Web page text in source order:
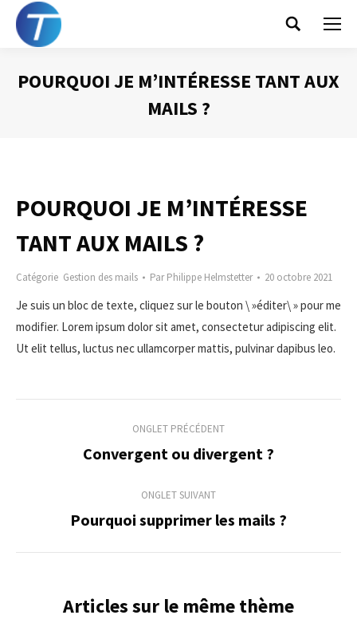
Search:
POURQUOI JE M’INTÉRESSE TANT AUX
MAILS ?
POURQUOI JE M’INTÉRESSE
TANT AUX MAILS ?
Catégorie Gestion des mails ParPhilippe Helmstetter 20 octobre 2021
Je suis un bloc de texte, cliquez sur le bouton \ »éditer\ » pour me
modifier. Lorem ipsum dolor sit amet, consectetur adipiscing elit.
Ut elit tellus, luctus nec ullamcorper mattis, pulvinar dapibus leo.
commentaire
ONGLET PRÉCÉDENT
Onglet
Convergent ou divergent ?
ONGLET SUIVANT
Onglet
Pourquoi supprimer les mails ?
Articles sur le même thème